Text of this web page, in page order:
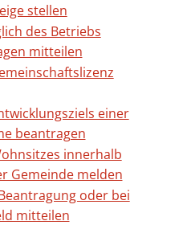
stellen
des Betriebs
mitteilen
einer
beantragen
innerhalb
Gemeinde melden
oder bei
mitteilen